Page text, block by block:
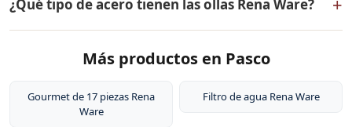
dos capas externas de acero inoxidable quirúrgico
18/10, dos capas de aleación de aluminio para
aluminio puro. Este diseño permite cocinar a baja
alimentos.
¿Qué tipo de acero tienen las ollas Rena Ware?
inoxidable quirúrgico 18/10 (18% cromo, 10% níquel).
sustancias tóxicas, no altera el sabor de los alimentos y
es extremadamente duradero. Por eso tienen garantía
Más productos en Pasco
Gourmet de 17 piezas Rena
Ware
Filtro de agua Rena Ware